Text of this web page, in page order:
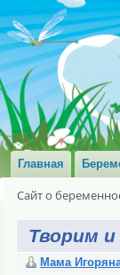
Главная
Сайт о
Творим
Мама